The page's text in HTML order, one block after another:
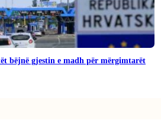
bëjnë gjestin e madh për mërgimtarët